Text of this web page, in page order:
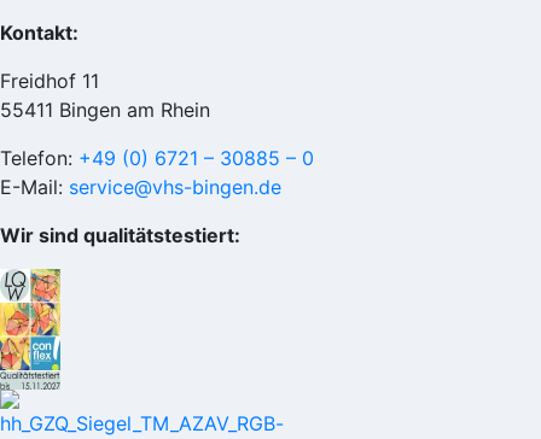
Kontakt:
Freidhof 11
55411 Bingen am Rhein
Telefon: +49 (0) 6721 – 30885 – 0
E-Mail: service@vhs-bingen.de
Wir sind qualitätstestiert: